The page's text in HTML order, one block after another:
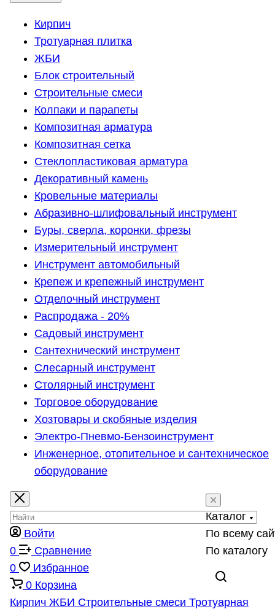
Кирпич
Тротуарная плитка
ЖБИ
Блок строительный
Строительные смеси
Колпаки и парапеты
Композитная арматура
Композитная сетка
Стеклопластиковая арматура
Декоративный камень
Кровельные материалы
Абразивно-шлифовальный инструмент
Буры, сверла, коронки, фрезы
Измерительный инструмент
Инструмент автомобильный
Крепеж и крепежный инструмент
Отделочный инструмент
Распродажа - 20%
Садовый инструмент
Сантехнический инструмент
Слесарный инструмент
Столярный инструмент
Торговое оборудование
Хозтовары и скобяные изделия
Электро-Пневмо-Бензоинструмент
Инженерное, отопительное и сантехническое
оборудование
Каталог
По всему
По каталогу
Войти
0
Сравнение
0
Избранное
0 Корзина
Кирпич ЖБИ Строительные смеси Тротуарная